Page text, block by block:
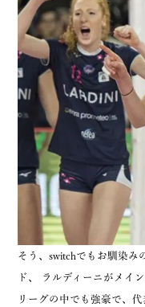
そう、switchでもお馴染み
ド、 ラルディーニがメイ
リーグの中でも強豪で、